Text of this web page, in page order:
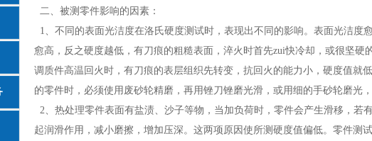
二、被测零件影响的因素：
1、不同的表面光洁度在洛氏硬度测试时，表现出不同的影响。表面光洁度
愈高，反之硬度越低，有刀痕的粗糙表面，淬火时首先zui快冷却，或很坚硬
调质件高温回火时，有刀痕的表层组织先转变，抗回火的能力小，硬度值就
的零件时，必须使用废砂轮精磨，再用锉刀锉磨光滑，或用细的手砂轮磨光，
2、热处理零件表面有盐渍、沙子等物，当加负荷时，零件会产生滑移，若
起润滑作用，减小磨擦，增加压深。这两项原因使所测硬度值偏低。零件测